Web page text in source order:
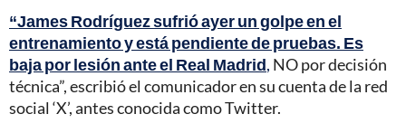
“James Rodríguez sufrió ayer un golpe en el
entrenamiento y está pendiente de pruebas. Es
baja por lesión ante el Real Madrid, NO por decisión
técnica”, escribió el comunicador en su cuenta de la red
social ‘X’, antes conocida como Twitter.